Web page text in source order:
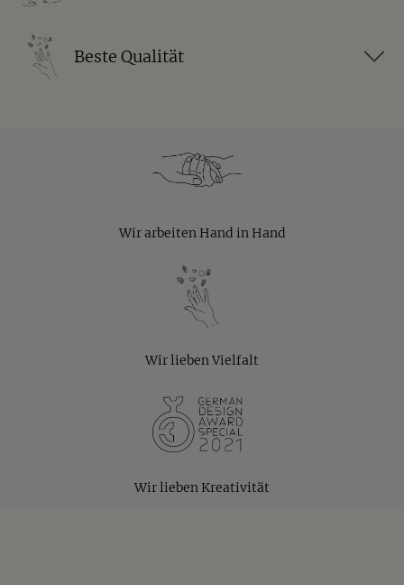
Mitbringsel, kleine Aufmerksamkeit oder Geschenk
für Genießer.
Zu welchen Getränken passen
Cappuccino, Latte Macchiato, Tee oder einer heißen
Für welche Anlässe eignen sich
Die Kokosmandeln sind ideal als
Geburtstagsgeschenk, kleines Dankeschön,
Mitbringsel für Gastgeber oder als süße
Aufmerksamkeit zwischendurch.
Wo kann man Kokosmandeln
Die Kokosmandeln von Jalall D'or kannst Du
Snack für zwischendurch, als Geschenkidee oder für
Beste Qualität
Wir arbeiten Hand in Hand
Wir lieben Vielfalt
Wir lieben Kreativität